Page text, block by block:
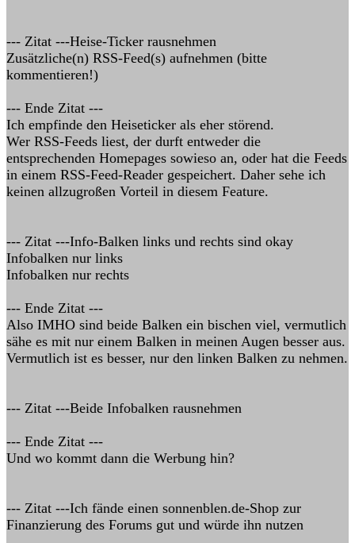
--- Zitat ---Heise-Ticker rausnehmen
Zusätzliche(n) RSS-Feed(s) aufnehmen (bitte
kommentieren!)
--- Ende Zitat ---
Ich empfinde den Heiseticker als eher störend.
Wer RSS-Feeds liest, der durft entweder die
entsprechenden Homepages sowieso an, oder hat die Feeds
in einem RSS-Feed-Reader gespeichert. Daher sehe ich
keinen allzugroßen Vorteil in diesem Feature.
--- Zitat ---Info-Balken links und rechts sind okay
Infobalken nur links
Infobalken nur rechts
--- Ende Zitat ---
Also IMHO sind beide Balken ein bischen viel, vermutlich
sähe es mit nur einem Balken in meinen Augen besser aus.
Vermutlich ist es besser, nur den linken Balken zu nehmen.
--- Zitat ---Beide Infobalken rausnehmen
--- Ende Zitat ---
Und wo kommt dann die Werbung hin?
--- Zitat ---Ich fände einen sonnenblen.de-Shop zur
Finanzierung des Forums gut und würde ihn nutzen